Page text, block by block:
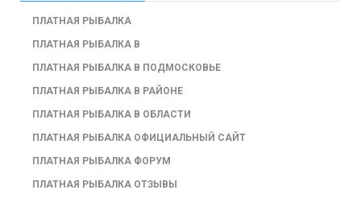
ПЛАТНАЯ РЫБАЛКА
ПЛАТНАЯ РЫБАЛКА В
ПЛАТНАЯ РЫБАЛКА В ПОДМОСКОВЬЕ
ПЛАТНАЯ РЫБАЛКА В РАЙОНЕ
ПЛАТНАЯ РЫБАЛКА В ОБЛАСТИ
ПЛАТНАЯ РЫБАЛКА ОФИЦИАЛЬНЫЙ САЙТ
ПЛАТНАЯ РЫБАЛКА ФОРУМ
ПЛАТНАЯ РЫБАЛКА ОТЗЫВЫ